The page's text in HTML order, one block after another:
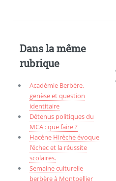
Dans la même
rubrique
Académie Berbère,
genèse et question
identitaire
Détenus politiques du
MCA : que faire ?
Hacène Hirèche évoque
l’échec et la réussite
scolaires.
Semaine culturelle
berbère à Montpellier